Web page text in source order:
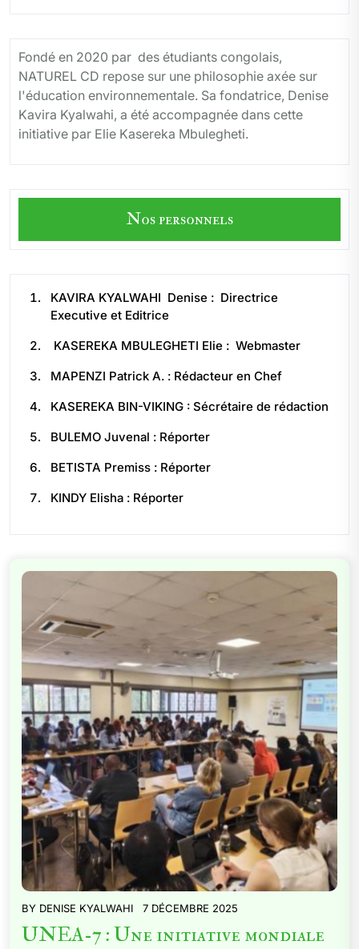
Fondé en 2020 par des étudiants congolais,
NATUREL CD repose sur une philosophie axée sur
l'éducation environnementale. Sa fondatrice, Denise
Kavira Kyalwahi, a été accompagnée dans cette
initiative par Elie Kasereka Mbulegheti.
Nos personnels
KAVIRA KYALWAHI Denise : Directrice
Executive et Editrice
KASEREKA MBULEGHETI Elie : Webmaster
MAPENZI Patrick A. : Rédacteur en Chef
KASEREKA BIN-VIKING : Sécrétaire de rédaction
BULEMO Juvenal : Réporter
BETISTA Premiss : Réporter
KINDY Elisha : Réporter
BY DENISE KYALWAHI 7 DÉCEMBRE 2025
UNEA-7 : Une initiative mondiale